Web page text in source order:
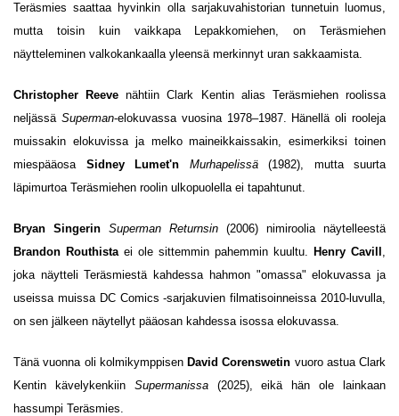
Teräsmies saattaa hyvinkin olla sarjakuvahistorian tunnetuin luomus,
mutta toisin kuin vaikkapa Lepakkomiehen, on Teräsmiehen
näytteleminen valkokankaalla yleensä merkinnyt uran sakkaamista.
Christopher Reeve nähtiin Clark Kentin alias Teräsmiehen roolissa
neljässä Superman-elokuvassa vuosina 1978–1987. Hänellä oli rooleja
muissakin elokuvissa ja melko maineikkaissakin, esimerkiksi toinen
miespääosa Sidney Lumet'n Murhapelissä(1982), mutta suurta
läpimurtoa Teräsmiehen roolin ulkopuolella ei tapahtunut.
Bryan Singerin Superman Returnsin (2006) nimiroolia näytelleestä
Brandon Routhistaei ole sittemmin pahemmin kuultu. Henry Cavill ,
joka näytteli Teräsmiestä kahdessa hahmon "omassa" elokuvassa ja
useissa muissa DC Comics -sarjakuvien filmatisoinneissa 2010-luvulla,
on sen jälkeen näytellyt pääosan kahdessa isossa elokuvassa.
Tänä vuonna oli kolmikymppisen David Corenswetin vuoro astua Clark
Kentin kävelykenkiin Supermanissa (2025), eikä hän ole lainkaan
hassumpi Teräsmies.